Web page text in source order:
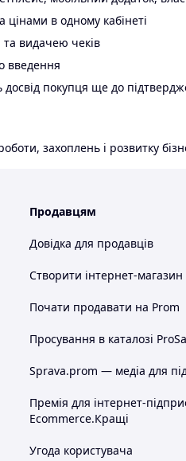
в одному кабінеті
та видачею чеків
введення
покупця ще до
захоплень і розвитку
Продавцям
Довідка для продавців
Створити інтернет-магазин
Почати продавати на Prom
Просування в каталозі
Sprava.prom — медіа для
Премія для інтернет-
Ecommerce.Кращі
Угода користувача